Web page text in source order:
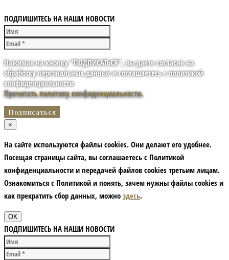
ПОДПИШИТЕСЬ НА НАШИ НОВОСТИ
Нажимая на кнопку "ПОДПИСАТЬСЯ", вы даете согласие на
обработку персональных данных и соглашаетесь с политикой
конфиденциальности
Прочитать политику конфиденциальности.
×
На сайте используются файлы cookies. Они делают его удобнее.
Посещая страницы сайта, вы соглашаетесь с Политикой
конфиденциальности и передачей файлов cookies третьим лицам.
Ознакомиться с Политикой и понять, зачем нужны файлы сookies и
как прекратить сбор данных, можно здесь.
ОК
ПОДПИШИТЕСЬ НА НАШИ НОВОСТИ